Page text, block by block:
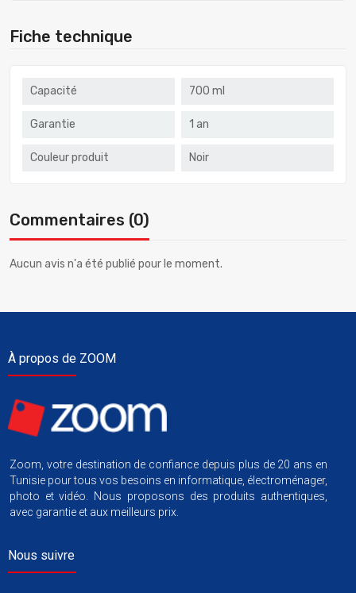
Fiche technique
Capacité 700 ml
Garantie 1 an
Couleur produit Noir
Commentaires (0)
Aucun avis n'a été publié pour le moment.
À propos de ZOOM
Zoom, votre destination de confiance depuis plus de 20 ans en
Tunisie pour tous vos besoins en informatique, électroménager,
photo et vidéo. Nous proposons des produits authentiques,
avec garantie et aux meilleurs prix.
Nous suivre